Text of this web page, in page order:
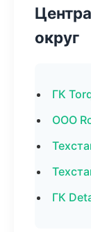
округ
ГК
ООО
ГК